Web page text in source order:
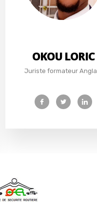
OKOU LORIC
Juriste formateur